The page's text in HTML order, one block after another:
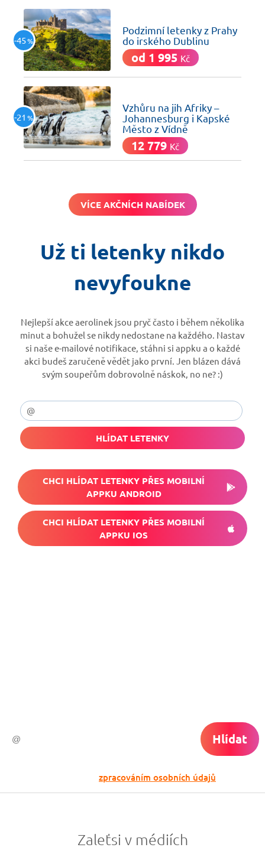
-45%
Podzimní letenky z Prahy
do irského Dublinu
od 1 995 Kč
-21 %
Vzhůru na jih Afriky –
Johannesburg i Kapské
Město z Vídně
12 779 Kč
VÍCE AKČNÍCH NABÍDEK
Už ti letenky nikdo
nevyfoukne
Nejlepší akce aerolinek jsou pryč často i během několika
minut a bohužel se nikdy nedostane na každého. Nastav
si naše e-mailové notifikace, stáhni si appku a o každé
akci budeš zaručeně vědět jako první. Jen blázen dává
svým soupeřům dobrovolně náskok, no ne? :)
HLÍDAT LETENKY
CHCI HLÍDAT LETENKY PŘES MOBILNÍ
APPKU ANDROID
CHCI HLÍDAT LETENKY PŘES MOBILNÍ
APPKU IOS
Hlídat
zpracováním osobních údajů
Zaleťsi v médiích